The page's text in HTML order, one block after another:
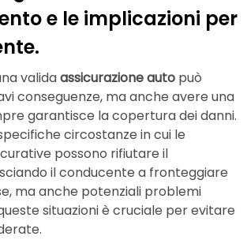
e le implicazioni per
validaassicurazione auto può
conseguenze, ma anche avere una
garantisce la copertura dei danni.
circostanze in cui le
possono rifiutare il
il conducente a fronteggiare
ma anche potenziali problemi
situazioni è cruciale per evitare